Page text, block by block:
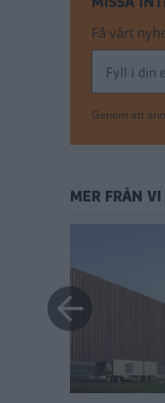
Få vårt
Genom att
MER FRÅN